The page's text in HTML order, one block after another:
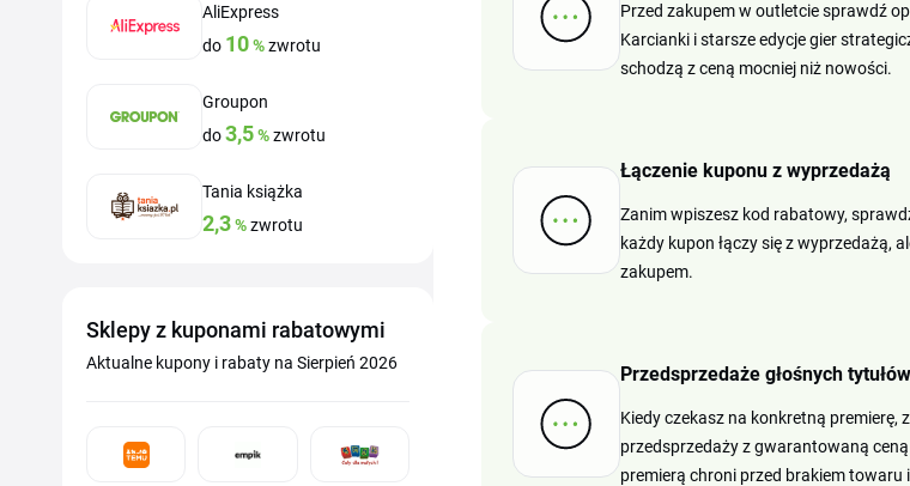
AliExpress
do 10%zwrotu
Groupon
do3,5%zwrotu
Tania książka
2,3%zwrotu
Sklepy z kuponami rabatowymi
Aktualne kupony i rabaty na Sierpień 2026
Przed zakupem w outletcie sprawdź
Karcianki i starsze edycje gier
schodzą z ceną mocniej niż nowości.
Łączenie kuponu z wyprzedażą
Zanim wpiszesz kod rabatowy,
każdy kupon łączy się z wyprzedażą,
zakupem.
Przedsprzedaże głośnych tytułów
Kiedy czekasz na konkretną premierę,
przedsprzedaży z gwarantowaną
premierą chroni przed brakiem